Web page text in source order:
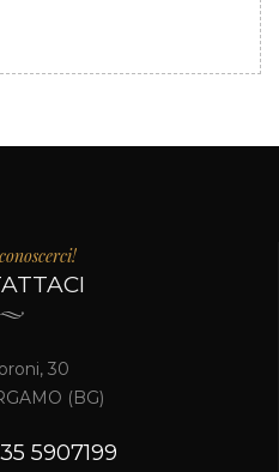
30
(BG)
5907199